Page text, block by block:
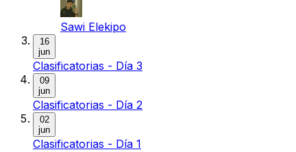
Sawi Elekipo
16
jun
Clasificatorias - Día 3
09
jun
Clasificatorias - Día 2
02
jun
Clasificatorias - Día 1